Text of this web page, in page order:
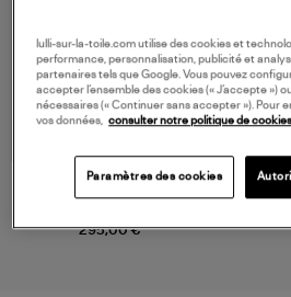
295,00 €
Sage Ancient
lulli-sur-la-toile.com utilise des cookies et
performance, personnalisation, publicité et
partenaires tels que Google. Vous pouvez
accepter l’ensemble des cookies (« J’accepte »)
nécessaires (« Continuer sans accepter »). Pour
vos données,
consulter notre politique de
Paramètres des cookies